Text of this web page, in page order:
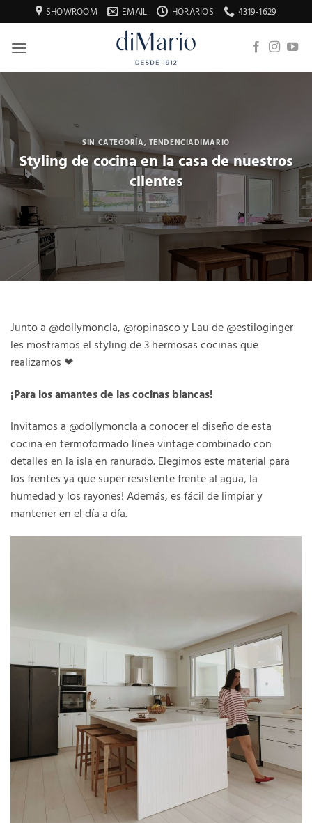
al
contenido
SHOWROOM EMAIL HORARIOS 4319-1629
SIN CATEGORÍA, TENDENCIADIMARIO
Styling de cocina en la casa de nuestros
clientes
Junto a @dollymoncla, @ropinasco y Lau de @estiloginger
les mostramos el styling de 3 hermosas cocinas que
realizamos ❤
¡Para los amantes de las cocinas blancas!
Invitamos a @dollymoncla a conocer el diseño de esta
cocina en termoformado línea vintage combinado con
detalles en la isla en ranurado. Elegimos este material para
los frentes ya que super resistente frente al agua, la
humedad y los rayones! Además, es fácil de limpiar y
mantener en el día a día.